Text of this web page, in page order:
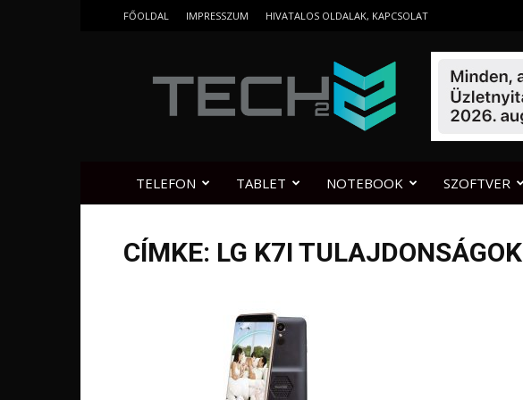
FŐOLDAL IMPRESSZUM HIVATALOS OLDALAK, KAPCSOLAT
TELEFON TABLET NOTEBOOK SZOFTVER
CÍMKE: LG K7I TULAJDONSÁGOK